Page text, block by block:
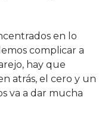
en lo
complicar a
hay que
atrás, el cero y un
va a dar mucha